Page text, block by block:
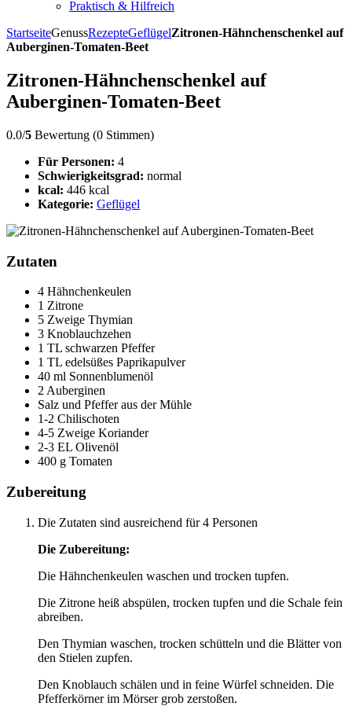
Praktisch & Hilfreich
StartseiteGenussRezepteGeflügelZitronen-Hähnchenschenkel auf
Auberginen-Tomaten-Beet
Zitronen-Hähnchenschenkel auf
Auberginen-Tomaten-Beet
0.0/5 Bewertung (0 Stimmen)
Für Personen: 4
Schwierigkeitsgrad: normal
kcal: 446 kcal
Kategorie: Geflügel
Zutaten
4 Hähnchenkeulen
1 Zitrone
5 Zweige Thymian
3 Knoblauchzehen
1 TL schwarzen Pfeffer
1 TL edelsüßes Paprikapulver
40 ml Sonnenblumenöl
2 Auberginen
Salz und Pfeffer aus der Mühle
1-2 Chilischoten
4-5 Zweige Koriander
2-3 EL Olivenöl
400 g Tomaten
Zubereitung
Die Zutaten sind ausreichend für 4 Personen
Die Zubereitung:
Die Hähnchenkeulen waschen und trocken tupfen.
Die Zitrone heiß abspülen, trocken tupfen und die Schale fein
abreiben.
Den Thymian waschen, trocken schütteln und die Blätter von
den Stielen zupfen.
Den Knoblauch schälen und in feine Würfel schneiden. Die
Pfefferkörner im Mörser grob zerstoßen.